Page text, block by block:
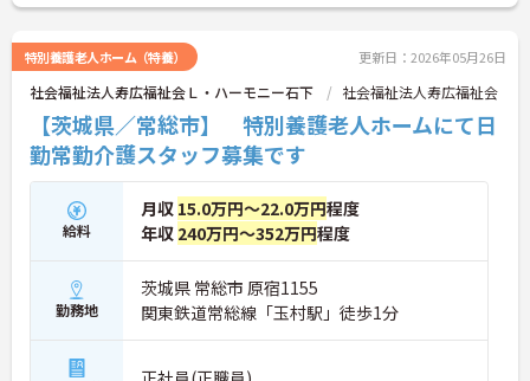
特別養護老人ホーム（特養） 更新日：2026年05月26日
社会福祉法人寿広福祉会Ｌ・ハーモニー石下 社会福祉法人寿広福祉会
【茨城県／常総市】 特別養護老人ホームにて日
勤常勤介護スタッフ募集です
給料
月収 15.0万円～22.0万円程度
年収 240万円～352万円程度
勤務地
茨城県 常総市 原宿1155
関東鉄道常総線「玉村駅」徒歩1分